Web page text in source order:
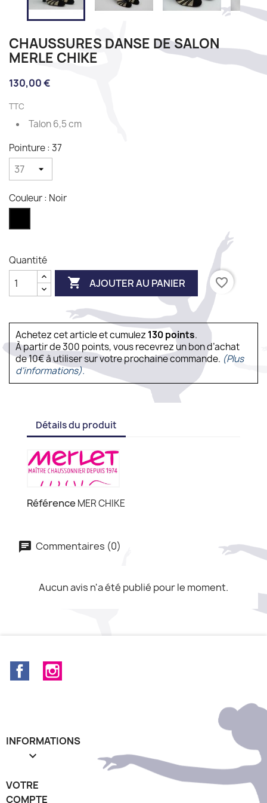
CHAUSSURES DANSE DE SALON
MERLE CHIKE
130,00 €
TTC
Talon 6,5 cm
Pointure : 37
Couleur : Noir
Quantité
 AJOUTER AU PANIER favorite_border
Achetez cet article et cumulez 130points.
À partir de 300 points, vous recevrez un bon d’achat
de 10€ à utiliser sur votre prochaine commande. (Plus
d'informations).
Détails du produit
Référence MER CHIKE
Commentaires (0)
Aucun avis n'a été publié pour le moment.
Facebook
INFORMATIONS

VOTRE
COMPTE